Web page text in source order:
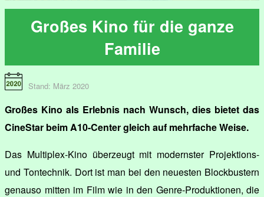
Großes Kino für die ganze
Familie
Stand: März 2020
Großes Kino als Erlebnis nach Wunsch, dies bietet das
CineStar beim A10-Center gleich auf mehrfache Weise.
Das Multiplex-Kino überzeugt mit modernster Projektions-
und Tontechnik. Dort ist man bei den neuesten Blockbustern
genauso mitten im Film wie in den Genre-Produktionen, die